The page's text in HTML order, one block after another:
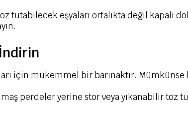
tutabilecek eşyaları ortalıkta değil kapalı
için mükemmel bir barınaktır. Mümkünse
perdeler yerine stor veya yıkanabilir toz